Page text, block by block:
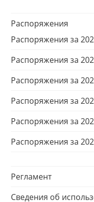
Распоряжения
Распоряжения за
Распоряжения за
Распоряжения за
Распоряжения за
Распоряжения за
Распоряжения за
Регламент
Сведения об